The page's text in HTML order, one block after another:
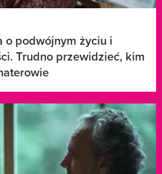
o podwójnym życiu i
Trudno przewidzieć, kim